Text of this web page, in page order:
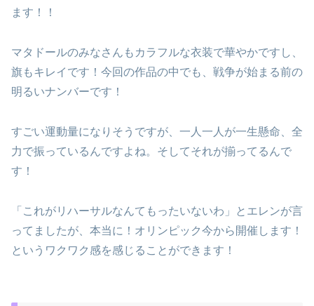
ます！！
マタドールのみなさんもカラフルな衣装で華やかですし、
旗もキレイです！今回の作品の中でも、戦争が始まる前の
明るいナンバーです！
すごい運動量になりそうですが、一人一人が一生懸命、全
力で振っているんですよね。そしてそれが揃ってるんで
す！
「これがリハーサルなんてもったいないわ」とエレンが言
ってましたが、本当に！オリンピック今から開催します！
というワクワク感を感じることができます！